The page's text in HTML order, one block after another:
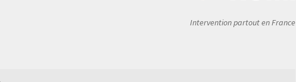
Intervention partout en France